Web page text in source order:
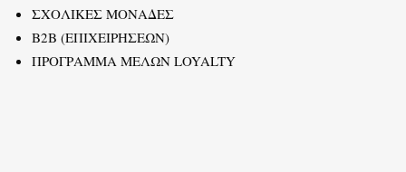
ΣΧΟΛΙΚΕΣ ΜΟΝΑΔΕΣ
B2B (ΕΠΙΧΕΙΡΗΣΕΩΝ)
ΠΡΟΓΡΑΜΜΑ ΜΕΛΩΝ LOYALTY